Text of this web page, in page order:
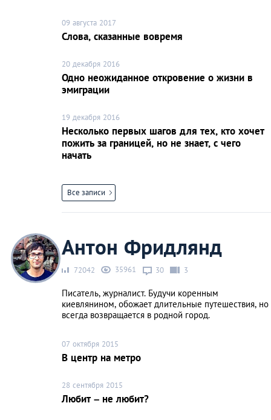
09 августа 2017
Слова, сказанные вовремя
20 декабря 2016
Одно неожиданное откровение о жизни в
эмиграции
19 декабря 2016
Несколько первых шагов для тех, кто хочет
пожить за границей, но не знает, с чего
начать
Все записи
Антон Фридлянд
72042 35961 30 3
Писатель, журналист. Будучи коренным
киевлянином, обожает длительные путешествия, но
всегда возвращается в родной город.
07 октября 2015
В центр на метро
28 сентября 2015
Любит – не любит?